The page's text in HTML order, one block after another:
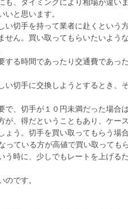
と思います。
切手を持って業者に赴くという
ん。買い取ってもらいたいよう
る時間であったり交通費であっ
切手に交換しようとするとき、
、切手が１０円未満だった場合
、得だということもあり、ケー
う。切手を買い取ってもらう場
ている方が高値で買い取っても
時に、少しでもレートを上げる
です。